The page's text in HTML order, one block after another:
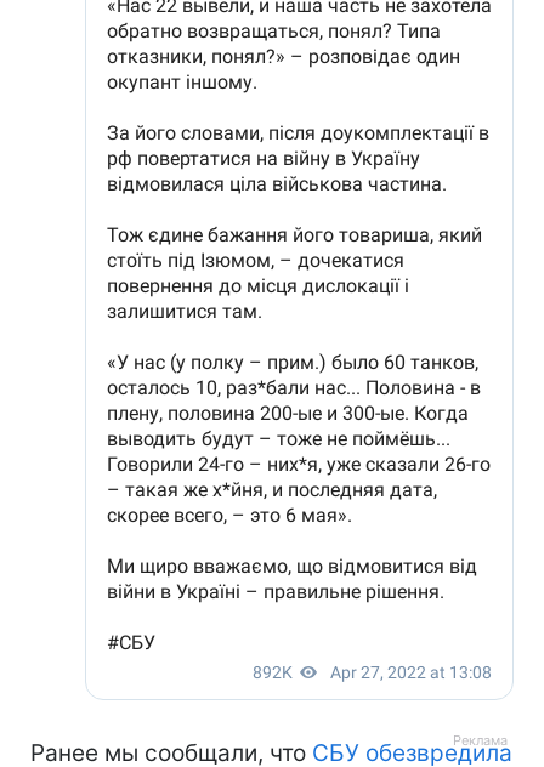
Ранее мы сообщали, что СБУ обезвредила